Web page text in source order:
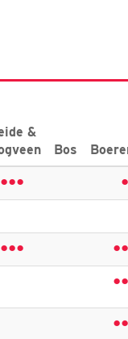
&
Bos
••• •
•••